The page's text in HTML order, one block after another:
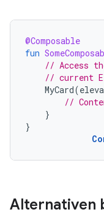
@Composable
fun
// Access
// current
MyCard(
//
}
}
Alternativen